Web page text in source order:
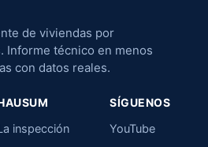
de viviendas por
Informe técnico en menos
con datos reales.
inspección
SÍGUENOS
YouTube